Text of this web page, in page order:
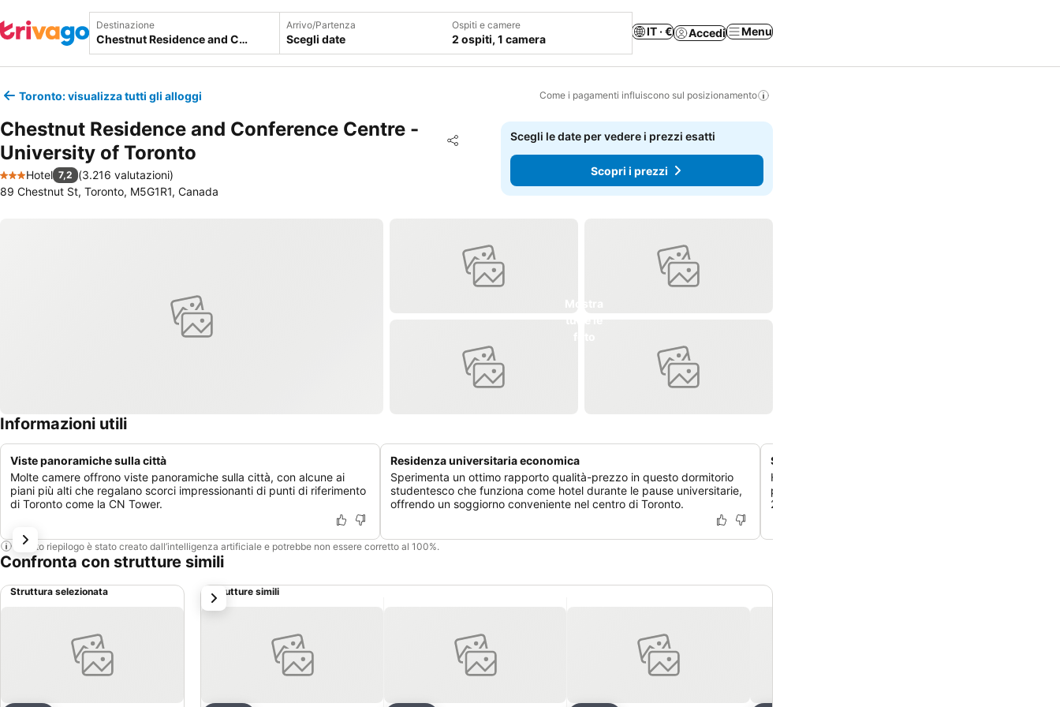
Destinazione Arrivo/Partenza
Scegli date
Ospiti e camere
2 ospiti, 1 camera
IT · € Accedi Menu
Toronto: visualizza tutti gli alloggi Come i pagamenti influiscono sul posizionamento
Chestnut Residence and Conference Centre -
University of Toronto
Condividi
Aggiungi ai preferiti
3 Stelle
Hotel 7,2 (3.216 valutazioni)
89 Chestnut St, Toronto, M5G1R1, Canada
Scegli le date per vedere i prezzi esatti
Scopri i prezzi
Informazioni utili
Viste panoramiche sulla città
Molte camere offrono viste panoramiche sulla città, con alcune ai
piani più alti che regalano scorci impressionanti di punti di riferimento
di Toronto come la CN Tower.
Residenza universitaria economica
Sperimenta un ottimo rapporto qualità-prezzo in questo dormitorio
studentesco che funziona come hotel durante le pause universitarie,
offrendo un soggiorno conveniente nel centro di Toronto.
Strutture fitness e lavanderia in loco
Hai accesso a una palestra aperta 24 ore su 24 con
pesi, oltre a comode strutture di lavanderia a
24 ore su 24, 7 giorni su 7.
Questo riepilogo è stato creato dall’intelligenza artificiale e potrebbe non essere corretto al 100%.
Confronta con strutture simili
Struttura selezionata Strutture simili
successivo